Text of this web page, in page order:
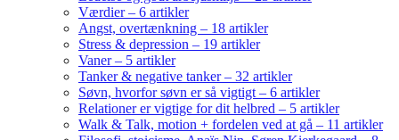
Værdier – 6 artikler
Angst, overtænkning – 18 artikler
Stress & depression – 19 artikler
Vaner – 5 artikler
Tanker & negative tanker – 32 artikler
Søvn, hvorfor søvn er så vigtigt – 6 artikler
Relationer er vigtige for dit helbred – 5 artikler
Walk & Talk, motion + fordelen ved at gå – 11 artikler